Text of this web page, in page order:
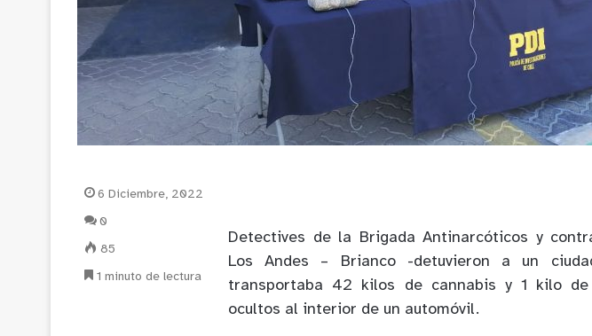
Detectives de la Brigada Antinarcóticos y
Los Andes – Brianco -detuvieron a un
transportaba 42 kilos de cannabis y 1 kilo
ocultos al interior de un automóvil.
6 Diciembre, 2022
0
85
1 minuto de lectura